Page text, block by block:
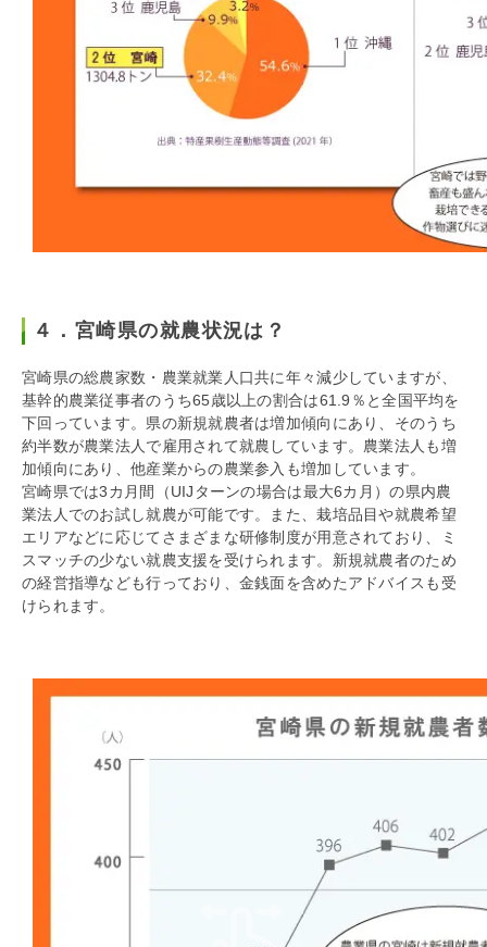
４．宮崎県の就農状況は？
宮崎県の総農家数・農業就業人口共に年々減少していますが、
基幹的農業従事者のうち65歳以上の割合は61.9％と全国平均を
下回っています。県の新規就農者は増加傾向にあり、そのうち
約半数が農業法人で雇用されて就農しています。農業法人も増
加傾向にあり、他産業からの農業参入も増加しています。
宮崎県では3カ月間（UIJターンの場合は最大6カ月）の県内農
業法人でのお試し就農が可能です。また、栽培品目や就農希望
エリアなどに応じてさまざまな研修制度が用意されており、ミ
スマッチの少ない就農支援を受けられます。新規就農者のため
の経営指導なども行っており、金銭面を含めたアドバイスも受
けられます。